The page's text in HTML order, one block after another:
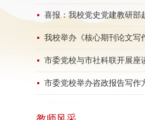
喜报：我校党史党建教研部
我校举办《核心期刊论文写
市委党校与市社科联开展座
市委党校举办咨政报告写作